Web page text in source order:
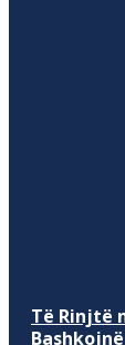
Të Rinjtë